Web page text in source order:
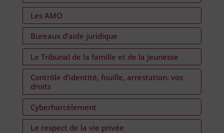
Les AMO
Bureaux d’aide juridique
Le Tribunal de la famille et de la jeunesse
Contrôle d’identité, fouille, arrestation: vos
droits
Cyberharcèlement
Le respect de la vie privée